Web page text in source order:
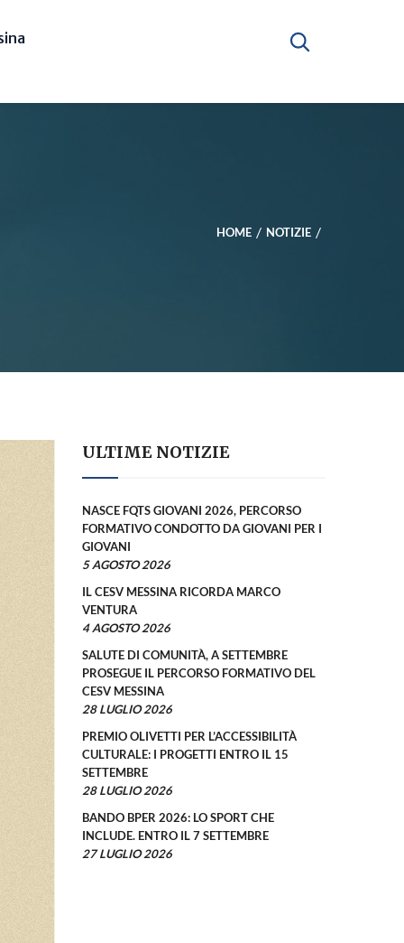
HOME NOTIZIE
ULTIME NOTIZIE
NASCE FQTS GIOVANI 2026, PERCORSO
FORMATIVO CONDOTTO DA GIOVANI PER I
GIOVANI
5 AGOSTO 2026
IL CESV MESSINA RICORDA MARCO
VENTURA
4 AGOSTO 2026
SALUTE DI COMUNITÀ, A SETTEMBRE
PROSEGUE IL PERCORSO FORMATIVO DEL
CESV MESSINA
28 LUGLIO 2026
PREMIO OLIVETTI PER L’ACCESSIBILITÀ
CULTURALE: I PROGETTI ENTRO IL 15
SETTEMBRE
28 LUGLIO 2026
BANDO BPER 2026: LO SPORT CHE
INCLUDE. ENTRO IL 7 SETTEMBRE
27 LUGLIO 2026